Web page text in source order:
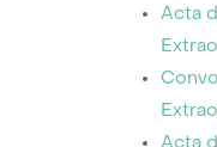
Acta
Acta